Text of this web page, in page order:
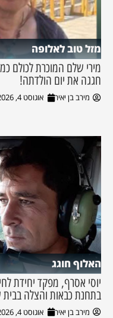
מזל טוב לאלופה
מירי שלם המוכרת לכולם
חגגה את יום הולדתה!
מירב בן יאיר אוגוסט 4, 2026
האלוף חוגג
יוסי אסרף, מפקד יחידת
בתחנת כבאות והצלה
מירב בן יאיר אוגוסט 4, 2026